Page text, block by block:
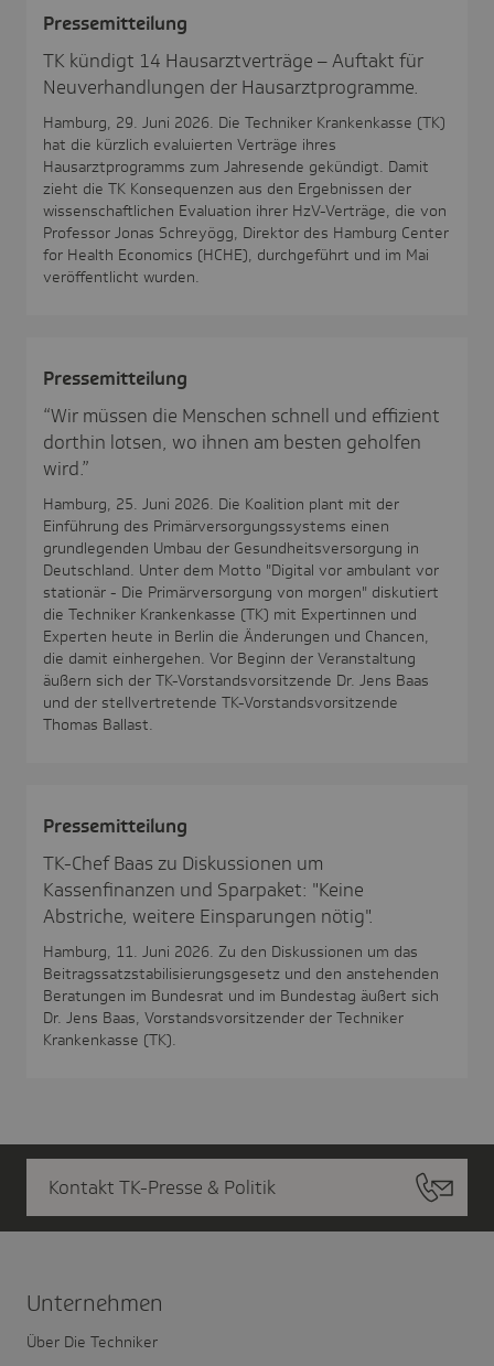
Pres­se­mit­tei­lung
TK kündigt 14 Hausarztverträge – Auftakt für
Neuverhandlungen der Hausarztprogramme.
Hamburg, 29. Juni 2026. Die Techniker Krankenkasse (TK)
hat die kürzlich evaluierten Verträge ihres
Hausarztprogramms zum Jahresende gekündigt. Damit
zieht die TK Konsequenzen aus den Ergebnissen der
wissenschaftlichen Evaluation ihrer HzV-Verträge, die von
Professor Jonas Schreyögg, Direktor des Hamburg Center
for Health Economics (HCHE), durchgeführt und im Mai
veröffentlicht wurden.
Pres­se­mit­tei­lung
“Wir müssen die Menschen schnell und effizient
dorthin lotsen, wo ihnen am besten geholfen
wird.”
Hamburg, 25. Juni 2026. Die Koalition plant mit der
Einführung des Primärversorgungssystems einen
grundlegenden Umbau der Gesundheitsversorgung in
Deutschland. Unter dem Motto "Digital vor ambulant vor
stationär - Die Primärversorgung von morgen" diskutiert
die Techniker Krankenkasse (TK) mit Expertinnen und
Experten heute in Berlin die Änderungen und Chancen,
die damit einhergehen. Vor Beginn der Veranstaltung
äußern sich der TK-Vorstandsvorsitzende Dr. Jens Baas
und der stellvertretende TK-Vorstandsvorsitzende
Thomas Ballast.
Pres­se­mit­tei­lung
TK-Chef Baas zu Diskussionen um
Kassenfinanzen und Sparpaket: "Keine
Abstriche, weitere Einsparungen nötig".
Hamburg, 11. Juni 2026. Zu den Diskussionen um das
Beitragssatzstabilisierungsgesetz und den anstehenden
Beratungen im Bundesrat und im Bundestag äußert sich
Dr. Jens Baas, Vorstandsvorsitzender der Techniker
Krankenkasse (TK).
Kontakt TK-Presse & Politik
Unter­nehmen
Über Die Techniker